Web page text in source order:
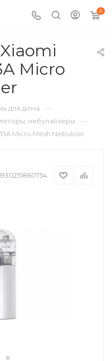
0
Micro
для дома —
небулайзеры —
Micro Mesh Nebulizer